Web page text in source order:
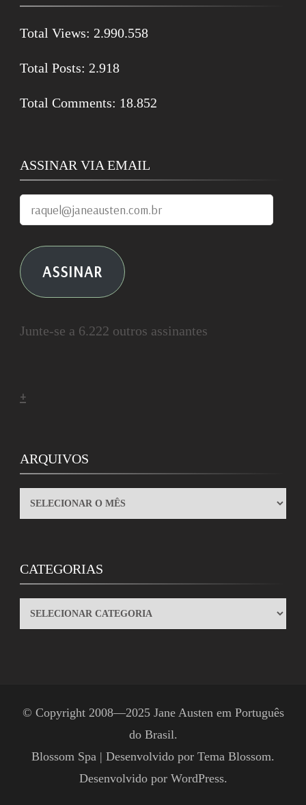
Total Views: 2.990.558
Total Posts: 2.918
Total Comments: 18.852
ASSINAR VIA EMAIL
raquel@janeausten.com.br
ASSINAR
Junte-se a 6.222 outros assinantes
+
ARQUIVOS
ARQUIVOS
CATEGORIAS
CATEGORIAS
© Copyright 2008—2025 Jane Austen em Português
do Brasil.
Blossom Spa | Desenvolvido por Tema Blossom.
Desenvolvido por WordPress.